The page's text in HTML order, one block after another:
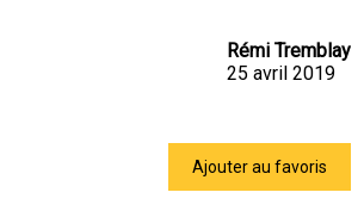
Rémi Tremblay
25 avril 2019
Ajouter au favoris